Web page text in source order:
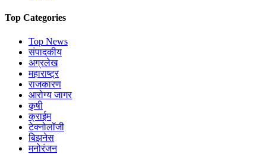
Top Categories
Top News
संपादकीय
अग्रलेख
महाराष्ट्र
राजकारण
आरोग्य जागर
कृषी
क्राईम
टेक्नोलॉजी
बिझनेस
मनोरंजन